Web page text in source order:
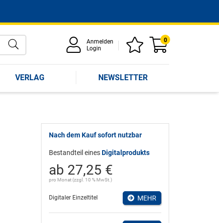
Anmelden
Login
0
VERLAG NEWSLETTER
Nach dem Kauf sofort nutzbar
Bestandteil einesDigitalprodukts
ab 27,25 €
pro Monat (zzgl. 10 % MwSt.)
Digitaler Einzeltitel MEHR